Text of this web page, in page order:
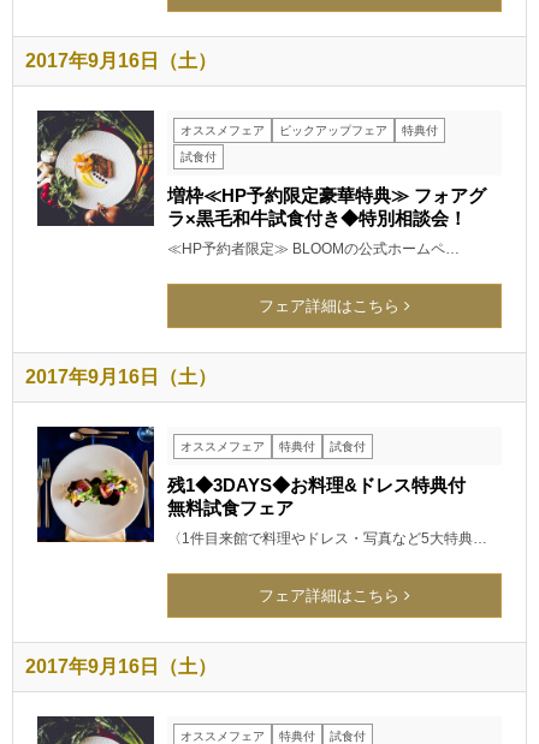
2017年9月16日（土）
オススメフェア ピックアップフェア
特典付
試食付
増枠≪HP予約限定豪華特典≫ フォアグ
ラ×黒毛和牛試食付き◆特別相談会！
≪HP予約者限定≫ BLOOMの公式ホームペ…
フェア詳細はこちら
2017年9月16日（土）
オススメフェア 特典付 試食付
残1◆3DAYS◆お料理&ドレス特典付
無料試食フェア
〈1件目来館で料理やドレス・写真など5大特典…
フェア詳細はこちら
2017年9月16日（土）
オススメフェア 特典付 試食付